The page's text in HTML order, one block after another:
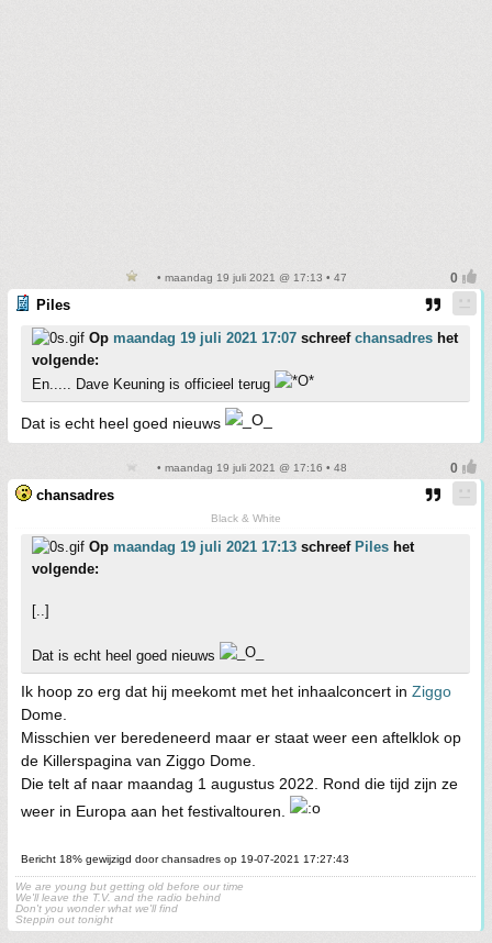
• maandag 19 juli 2021 @ 17:13 • 47
Piles
Op maandag 19 juli 2021 17:07 schreef chansadres het
volgende:
En..... Dave Keuning is officieel terug
Dat is echt heel goed nieuws
• maandag 19 juli 2021 @ 17:16 • 48
chansadres
Black & White
Op maandag 19 juli 2021 17:13 schreef Piles het
volgende:
[..]
Dat is echt heel goed nieuws
Ik hoop zo erg dat hij meekomt met het inhaalconcert in Ziggo
Dome.
Misschien ver beredeneerd maar er staat weer een aftelklok op
de Killerspagina van Ziggo Dome.
Die telt af naar maandag 1 augustus 2022. Rond die tijd zijn ze
weer in Europa aan het festivaltouren.
Bericht 18% gewijzigd door chansadres op 19-07-2021 17:27:43
We are young but getting old before our time
We'll leave the T.V. and the radio behind
Don't you wonder what we'll find
Steppin out tonight